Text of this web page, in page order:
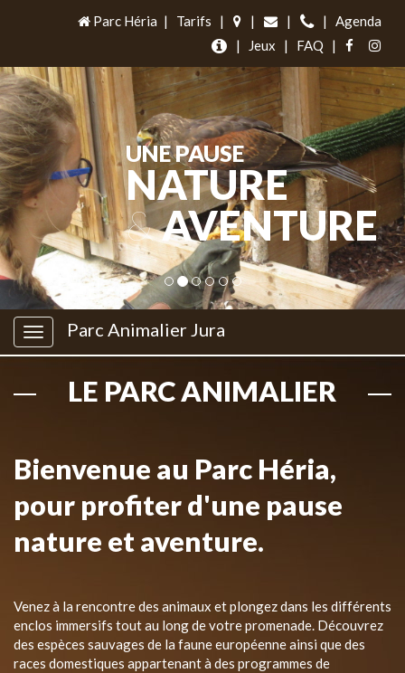
Parc Héria | Tarifs | | | |
Agenda
|
Jeux | FAQ |
UNE PAUSE
NATURE
&AVENTURE
Parc Animalier Jura
LE PARC ANIMALIER
Bienvenue au Parc Héria,
pour profiter d'une pause
nature et aventure.
Venez à la rencontre des animaux et plongez dans les différents
enclos immersifs tout au long de votre promenade. Découvrez
des espèces sauvages de la faune européenne ainsi que des
races domestiques appartenant à des programmes de